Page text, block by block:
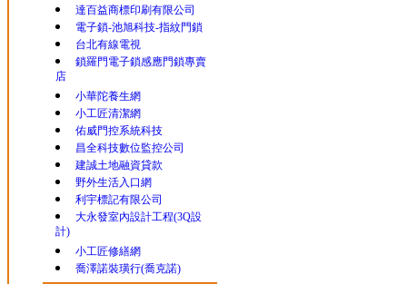
達百益商標印刷有限公司
電子鎖-池旭科技-指紋門鎖
台北有線電視
鎖羅門電子鎖感應門鎖專賣
店
小華陀養生網
小工匠清潔網
佑威門控系統科技
昌全科技數位監控公司
建誠土地融資貸款
野外生活入口網
利宇標記有限公司
大永發室內設計工程(3Q設
計)
小工匠修繕網
喬澤諾裝璜行(喬克諾)